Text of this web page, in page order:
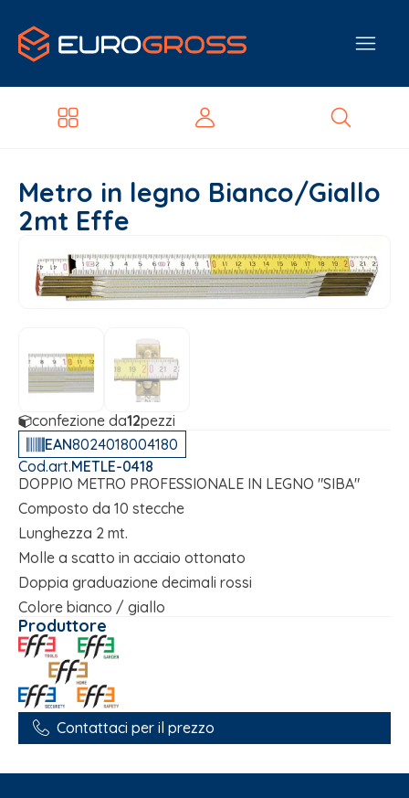
Metro in legno Bianco/Giallo
2mt Effe
confezione da12pezzi
EAN8024018004180
Cod.art.METLE-0418
DOPPIO METRO PROFESSIONALE IN LEGNO "SIBA"
Composto da 10 stecche
Lunghezza 2 mt.
Molle a scatto in acciaio ottonato
Doppia graduazione decimali rossi
Colore bianco / giallo
Produttore
Contattaci per il prezzo